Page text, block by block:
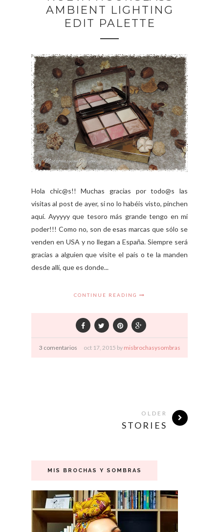
AMBIENT LIGHTING
EDIT PALETTE
Hola chic@s!! Muchas gracias por todo@s las
visitas al post de ayer, si no lo habéis visto, pinchen
aquí. Ayyyyy que tesoro más grande tengo en mi
poder!!! Como no, son de esas marcas que sólo se
venden en USA y no llegan a España. Siempre será
gracias a alguien que visite el país o te la manden
desde allí, que es donde...
CONTINUE READING
3 comentarios oct 17, 2015 by misbrochasysombras
OLDER
STORIES
MIS BROCHAS Y SOMBRAS